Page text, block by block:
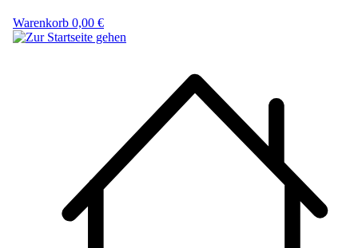
Warenkorb 0,00 €